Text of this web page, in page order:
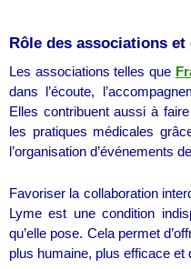
Rôle des associations
Les associations telles que
dans l’écoute,
Elles contribuent aussi à
les pratiques médicales
l’organisation d’événements
Favoriser la collaboration
Lyme est une condition
qu’elle pose. Cela permet
plus humaine, plus efficace et